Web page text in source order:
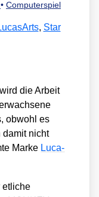
• Computerspiel
, Star
die Arbeit
obwohl es
damit nicht
Mar­ke Luca­
etli­che